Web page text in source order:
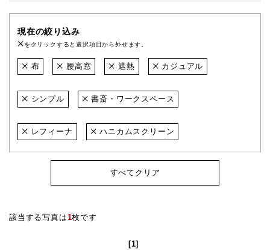
現在の絞り込み
をクリックすると選択項目から外せます。
布 腰高窓 遮熱 カジュアル
シンプル 書斎・ワークスペース
レフィーナ ハニカムスクリーン
すべてクリア
該当する写真は1枚です
[1]